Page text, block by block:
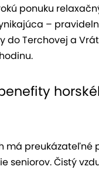
ponuku
–
do Terchovej a
má preukázateľné
seniorov. Čistý